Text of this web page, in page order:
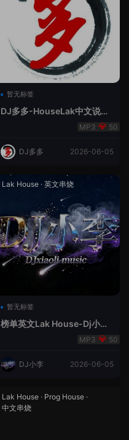
暂无标签
DJ多多-HouseLak中文说唱
50
DJ多多 2026-06-05
Lak House · 英文串烧
暂无标签
榜单英文Lak House-Dj小李
50
DJ小李 2026-06-05
Lak House · Prog House ·
中文串烧